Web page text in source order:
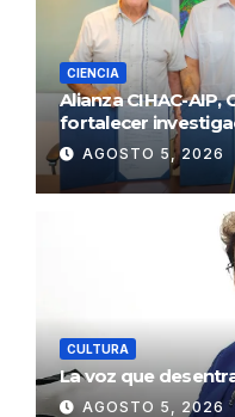
CIENCIA
Alianza CIHAC-AIP,
fortalecer
AGOSTO 5, 2026
CULTURA
La voz que
AGOSTO 5, 2026